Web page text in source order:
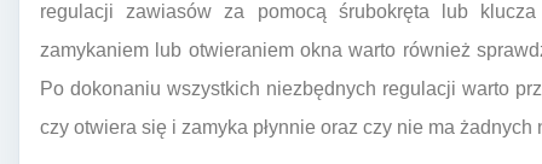
regulacji zawiasów za pomocą śrubokręta lub
zamykaniem lub otwieraniem okna warto również
Po dokonaniu wszystkich niezbędnych regulacji warto
czy otwiera się i zamyka płynnie oraz czy nie ma żadnych